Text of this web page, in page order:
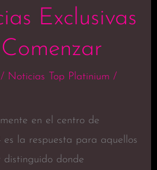
Exclusivas
/ Noticias Top Platinium /
en el centro de
es la respuesta para aquellos
distinguido donde